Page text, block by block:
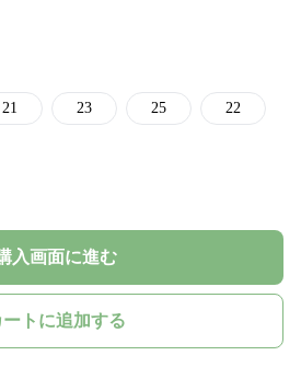
21 23 25 22
入画面に進む
ートに追加する